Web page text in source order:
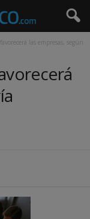
las empresas, según